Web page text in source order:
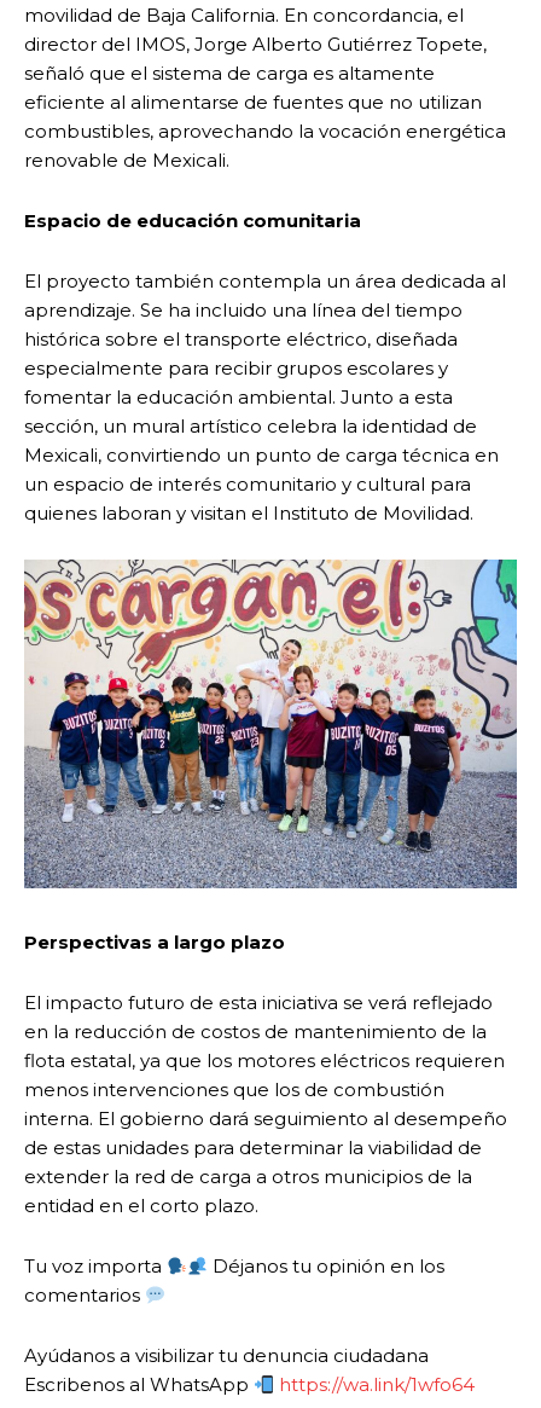
movilidad de Baja California. En concordancia, el
director del IMOS, Jorge Alberto Gutiérrez Topete,
señaló que el sistema de carga es altamente
eficiente al alimentarse de fuentes que no utilizan
combustibles, aprovechando la vocación energética
renovable de Mexicali.
Espacio de educación comunitaria
El proyecto también contempla un área dedicada al
aprendizaje. Se ha incluido una línea del tiempo
histórica sobre el transporte eléctrico, diseñada
especialmente para recibir grupos escolares y
fomentar la educación ambiental. Junto a esta
sección, un mural artístico celebra la identidad de
Mexicali, convirtiendo un punto de carga técnica en
un espacio de interés comunitario y cultural para
quienes laboran y visitan el Instituto de Movilidad.
Perspectivas a largo plazo
El impacto futuro de esta iniciativa se verá reflejado
en la reducción de costos de mantenimiento de la
flota estatal, ya que los motores eléctricos requieren
menos intervenciones que los de combustión
interna. El gobierno dará seguimiento al desempeño
de estas unidades para determinar la viabilidad de
extender la red de carga a otros municipios de la
entidad en el corto plazo.
Tu voz importa
Déjanos tu opinión en los
comentarios
Ayúdanos a visibilizar tu denuncia ciudadana
Escribenos al WhatsApp
https://wa.link/1wfo64